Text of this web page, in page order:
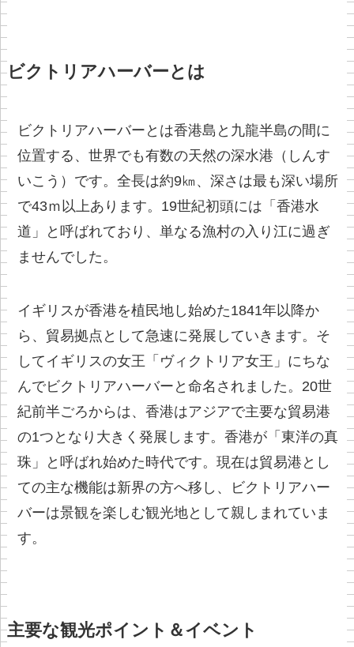
ビクトリアハーバーとは
ビクトリアハーバーとは香港島と九龍半島の間に
位置する、世界でも有数の天然の深水港（しんす
いこう）です。全長は約9㎞、深さは最も深い場所
で43ｍ以上あります。19世紀初頭には「香港水
道」と呼ばれており、単なる漁村の入り江に過ぎ
ませんでした。
イギリスが香港を植民地し始めた1841年以降か
ら、貿易拠点として急速に発展していきます。そ
してイギリスの女王「ヴィクトリア女王」にちな
んでビクトリアハーバーと命名されました。20世
紀前半ごろからは、香港はアジアで主要な貿易港
の1つとなり大きく発展します。香港が「東洋の真
珠」と呼ばれ始めた時代です。現在は貿易港とし
ての主な機能は新界の方へ移し、ビクトリアハー
バーは景観を楽しむ観光地として親しまれていま
す。
主要な観光ポイント＆イベント